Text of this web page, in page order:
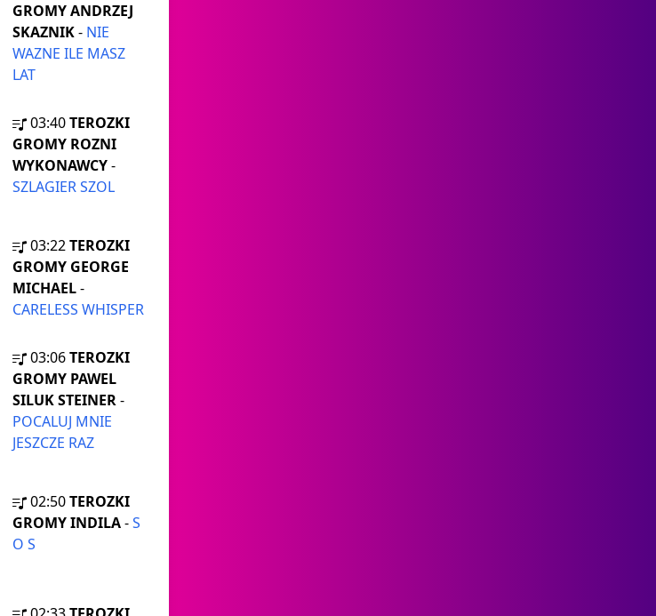
GROMY ANDRZEJ
SKAZNIK- NIE
WAZNE ILE MASZ
LAT
03:40 TEROZKI
GROMY ROZNI
WYKONAWCY-
SZLAGIER SZOL
03:22 TEROZKI
GROMY GEORGE
MICHAEL-
CARELESS WHISPER
03:06 TEROZKI
GROMY PAWEL
SILUK STEINER-
POCALUJ MNIE
JESZCZE RAZ
02:50 TEROZKI
GROMY INDILA-S
O S